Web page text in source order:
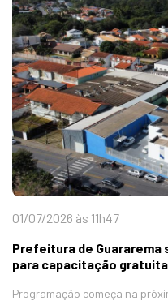
01/07/2026 às 11h47
Prefeitura de
para capacitação
Programação começa na